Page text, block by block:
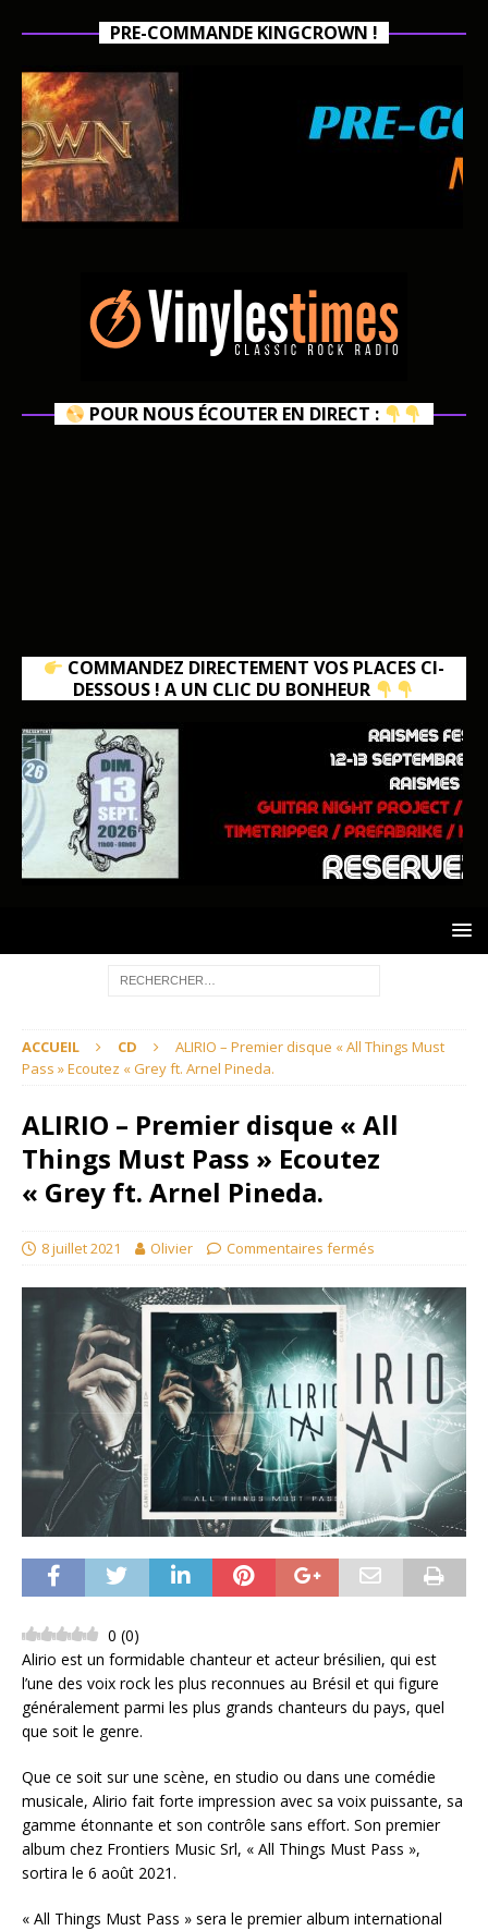
PRE-COMMANDE KINGCROWN !
POUR NOUS ÉCOUTER EN DIRECT :
COMMANDEZ DIRECTEMENT VOS PLACES CI-
DESSOUS ! A UN CLIC DU BONHEUR
ACCUEIL CD
ALIRIO – Premier disque « All Things Must
Pass » Ecoutez « Grey ft. Arnel Pineda.
ALIRIO – Premier disque « All
Things Must Pass » Ecoutez
« Grey ft. Arnel Pineda.
8 juillet 2021 Olivier Commentaires fermés
0 (0)
Alirio est un formidable chanteur et acteur brésilien, qui est
l’une des voix rock les plus reconnues au Brésil et qui figure
généralement parmi les plus grands chanteurs du pays, quel
que soit le genre.
Que ce soit sur une scène, en studio ou dans une comédie
musicale, Alirio fait forte impression avec sa voix puissante, sa
gamme étonnante et son contrôle sans effort. Son premier
album chez Frontiers Music Srl, « All Things Must Pass »,
sortira le 6 août 2021.
« All Things Must Pass » sera le premier album international